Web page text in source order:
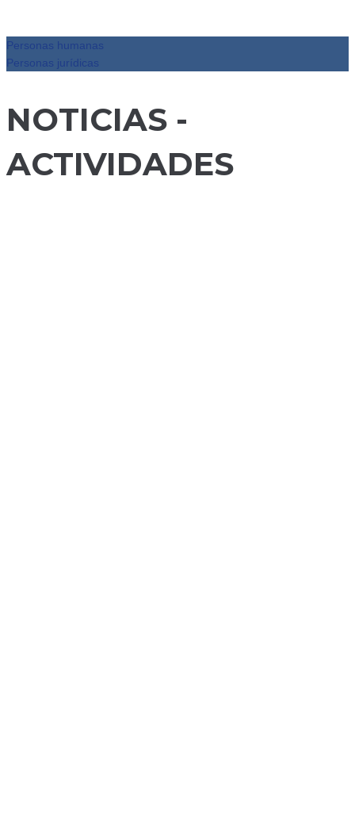
Personas humanas
Personas jurídicas
NOTICIAS -
ACTIVIDADES